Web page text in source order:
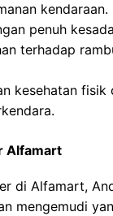
kendaraan.
penuh
terhadap
kesehatan fisik
Alfamart
di Alfamart,
mengemudi